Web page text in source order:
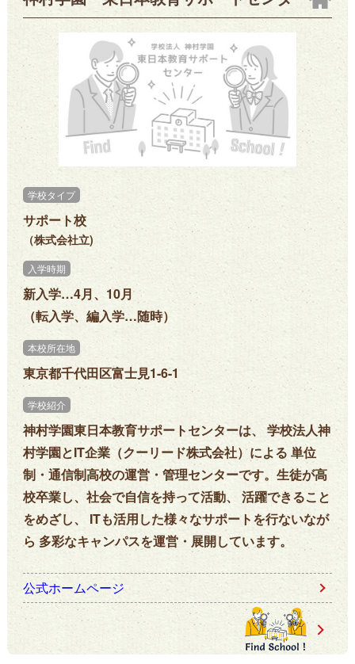
学校タイプ
サポート校
（株式会社立)
入学時期
新入学…4月、10月
（転入学、編入学…随時）
本校所在地
東京都千代田区富士見1-6-1
学校紹介
神村学園東日本教育サポートセンターは、 学校法人神
村学園とIT企業（クーリード株式会社）による 単位
制・通信制高校の運営・管理センターです。生徒が高
校卒業し、社会で自信を持って活動、 活躍できること
をめざし、 ITも活用した様々なサポートを行ないなが
ら 多彩なキャンパスを運営・展開しています。
公式ホームページ